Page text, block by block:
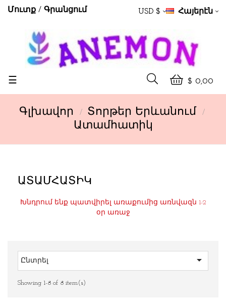
Մուտք Գրանցում USD $ Հայերէն
$ 0,00
Toggle
☰
Գլխավոր
Տորթեր Երևանում
Ատամհատիկ
ԱՏԱՄՀԱՏԻԿ
Խնդրում ենք պատվիրել առաքումից առնվազն 1-2
օր առաջ
Ընտրել 
Showing 1-8 of 8 item(s)